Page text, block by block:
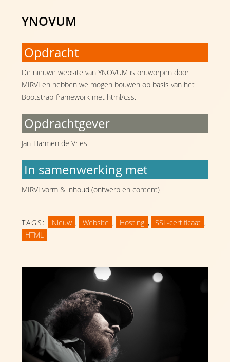
YNOVUM
Opdracht
De nieuwe website van YNOVUM is ontworpen door
MIRVI en hebben we mogen bouwen op basis van het
Bootstrap-framework met html/css.
Opdrachtgever
Jan-Harmen de Vries
In samenwerking met
MIRVI vorm & inhoud (ontwerp en content)
TAGS: Nieuw , Website , Hosting , SSL-certificaat ,
HTML